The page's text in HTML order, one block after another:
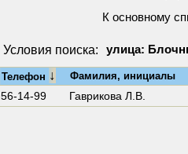
К основному
Условия поиска: улица:
Телефон ↓ Фамилия, инициалы
56-14-99 Гаврикова Л.В.